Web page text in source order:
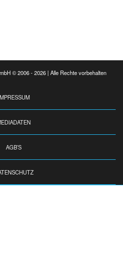
© 2006 - 2026 | Alle Rechte vorbehalten
AGB’S